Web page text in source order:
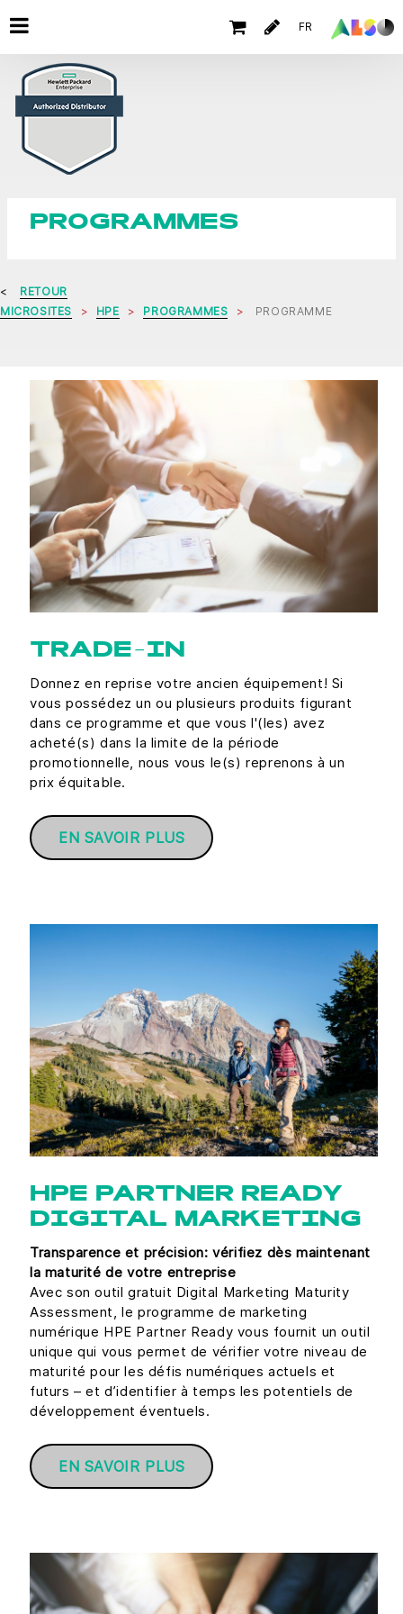
FR
PROGRAMMES
RETOUR
MICROSITES
HPE PROGRAMMES PROGRAMME
TRADE-IN
Donnez en reprise votre ancien équipement! Si
vous possédez un ou plusieurs produits figurant
dans ce programme et que vous l'(les) avez
acheté(s) dans la limite de la période
promotionnelle, nous vous le(s) reprenons à un
prix équitable.
EN SAVOIR PLUS
HPE PARTNER READY
DIGITAL MARKETING
Transparence et précision: vérifiez dès maintenant
la maturité de votre entreprise
Avec son outil gratuit Digital Marketing Maturity
Assessment, le programme de marketing
numérique HPE Partner Ready vous fournit un outil
unique qui vous permet de vérifier votre niveau de
maturité pour les défis numériques actuels et
futurs – et d’identifier à temps les potentiels de
développement éventuels.
EN SAVOIR PLUS